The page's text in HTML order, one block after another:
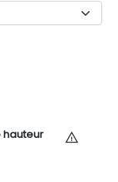
hauteur